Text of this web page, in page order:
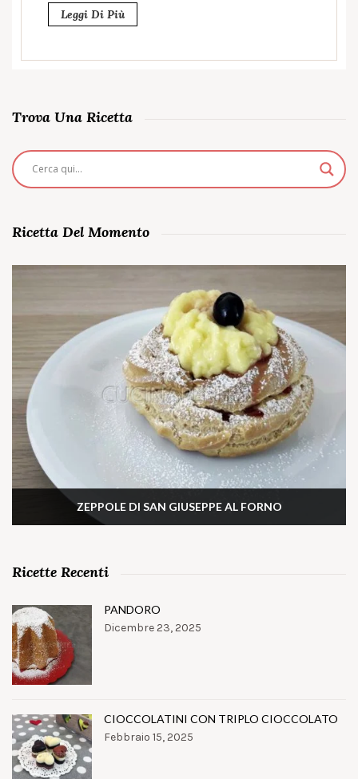
Leggi Di Più
Trova Una Ricetta
Ricetta Del Momento
ZEPPOLE DI SAN GIUSEPPE AL FORNO
Ricette Recenti
PANDORO
Dicembre 23, 2025
CIOCCOLATINI CON TRIPLO CIOCCOLATO
Febbraio 15, 2025